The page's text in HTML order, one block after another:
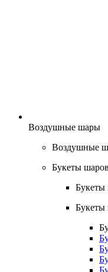
Воздушные шары
Воздушные
Букеты шаров
Букеты
Букеты